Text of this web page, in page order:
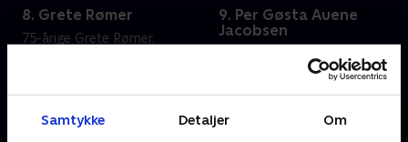
Samtykke Detaljer Om
8. Grete Rømer
75-årige Grete Rømer,
30. december 2025 • 7 min
9. Per Gøsta Auene
Jacobsen
Auene Jacobsen, at han er 87
træning og en aktiv livsstil.